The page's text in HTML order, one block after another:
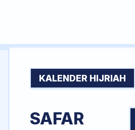
KALENDER HIJRIAH
SAFAR